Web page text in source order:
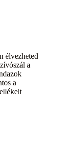
élvezheted
a
a